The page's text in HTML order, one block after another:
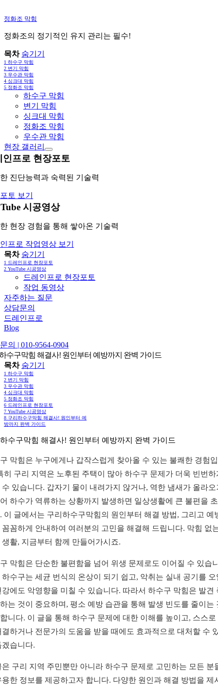
정화조 막힘
정화조의 정기적인 유지 관리는 필수!
목차 숨기기
1 하수구 막힘
2 변기 막힘
3 우수관 막힘
4 싱크대 막힘
5 정화조 막힘
하수구 막힘
변기 막힘
싱크대 막힘
정화조 막힘
우수관 막힘
현장 갤러리
인프로 현장포토
진단능력과 숙력된 기술력
토 보기
시공영상
현장 경험을 통해 쌓아온 기술력
프로 작업영상 보기
목차 숨기기
1 드레인프로 현장포토
2 YouTube 시공영상
드레인프로 현장포토
작업 동영상
자주하는 질문
상담문의
드레인프로
Blog
의 | 010-9564-0904
수구막힘 해결사! 원인부터 예방까지 완벽 가이드
목차 숨기기
1 하수구 막힘
2 변기 막힘
3 우수관 막힘
4 싱크대 막힘
5 정화조 막힘
6 드레인프로 현장포토
7 YouTube 시공영상
8 구리하수구막힘 해결사! 원인부터 예
방까지 완벽 가이드
수구막힘 해결사! 원인부터 예방까지 완벽 가이드
막힘은 누구에게나 갑작스럽게 찾아올 수 있는 불쾌한 경험
히 구리 지역은 노후된 주택이 많아 하수구 문제가 더욱 빈번하
수 있습니다. 갑자기 물이 내려가지 않거나, 역한 냄새가 올라오
하수가 역류하는 상황까지 발생하면 일상생활에 큰 불편을
이 글에서는 구리하수구막힘의 원인부터 해결 방법, 그리고 예
꼼꼼하게 안내하여 여러분의 고민을 해결해 드립니다. 막힘 없
생활, 지금부터 함께 만들어가시죠.
막힘은 단순한 불편함을 넘어 위생 문제로도 이어질 수 있습
하수구는 세균 번식의 온상이 되기 쉽고, 악취는 실내 공기를 오
강에도 악영향을 미칠 수 있습니다. 따라서 하수구 막힘은 발견
는 것이 중요하며, 평소 예방 습관을 통해 발생 빈도를 줄이는
니다. 이 글을 통해 하수구 문제에 대한 이해를 높이고, 스스로
결하거나 전문가의 도움을 받을 때에도 효과적으로 대처할 수
겠습니다.
은 구리 지역 주민뿐만 아니라 하수구 문제로 고민하는 모든 분
용한 정보를 제공하고자 합니다. 다양한 원인과 해결 방법을 제